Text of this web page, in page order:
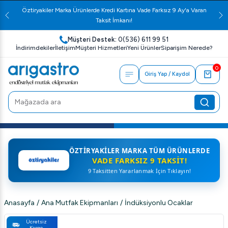
Öztiryakiler Marka Ürünlerde Kredi Kartına Vade Farksız 9 Ay'a Varan
Taksit İmkanı!
Müşteri Destek: 0(536) 611 99 51
İndirimdekilerİletişimMüşteri HizmetleriYeni ÜrünlerSiparişim Nerede?
Giriş Yap / Kaydol
0
ÖZTIRYAKILER MARKA TÜM ÜRÜNLERDE
VADE FARKSIZ 9 TAKSIT!
9 Taksitten Yararlanmak İçin Tıklayın!
Anasayfa / Ana Mutfak Ekipmanları / İndüksiyonlu Ocaklar
Ücretsiz